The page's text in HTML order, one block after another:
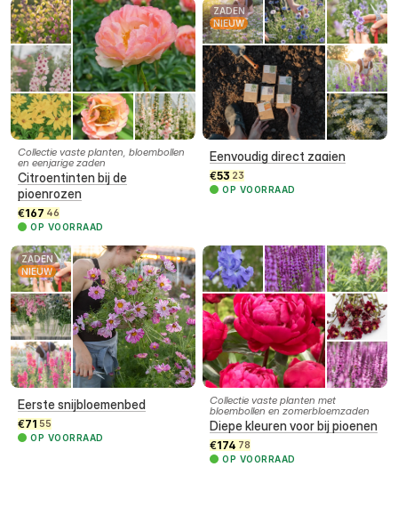
Collectie vaste planten, bloembollen
en eenjarige zaden
Citroentinten bij de
pioenrozen
€167 46
OP VOORRAAD
ZADEN
NIEUW
Eenvoudig direct zaaien
€53 23
OP VOORRAAD
ZADEN
NIEUW
Eerste snijbloemenbed
€71 55
OP VOORRAAD
Collectie vaste planten met
bloembollen en zomerbloemzaden
Diepe kleuren voor bij pioenen
€174 78
OP VOORRAAD